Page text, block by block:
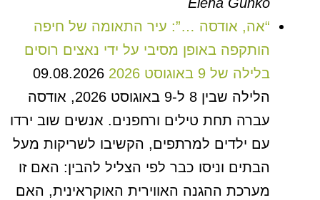
“אה, אודסה …”: עיר התאומה של חיפה
הותקפה באופן מסיבי על ידי נאצים רוסים
בלילה של 9 באוגוסט 2026
09.08.2026
הלילה שבין 8 ל-9 באוגוסט 2026, אודסה
עברה תחת טילים ורחפנים. אנשים שוב ירדו
עם ילדים למרתפים, הקשיבו לשריקות מעל
הבתים וניסו כבר לפי הצליל להבין: האם זו
מערכת ההגנה האווירית האוקראינית, האם